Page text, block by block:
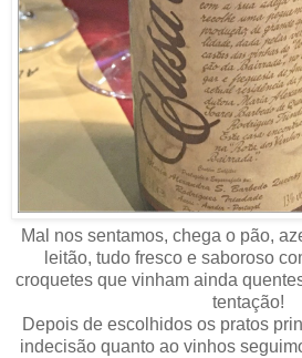
Mal nos sentamos, chega o pão,
leitão, tudo fresco e saboroso
croquetes que vinham ainda
tentação!
Depois de escolhidos os pratos
indecisão quanto ao vinhos